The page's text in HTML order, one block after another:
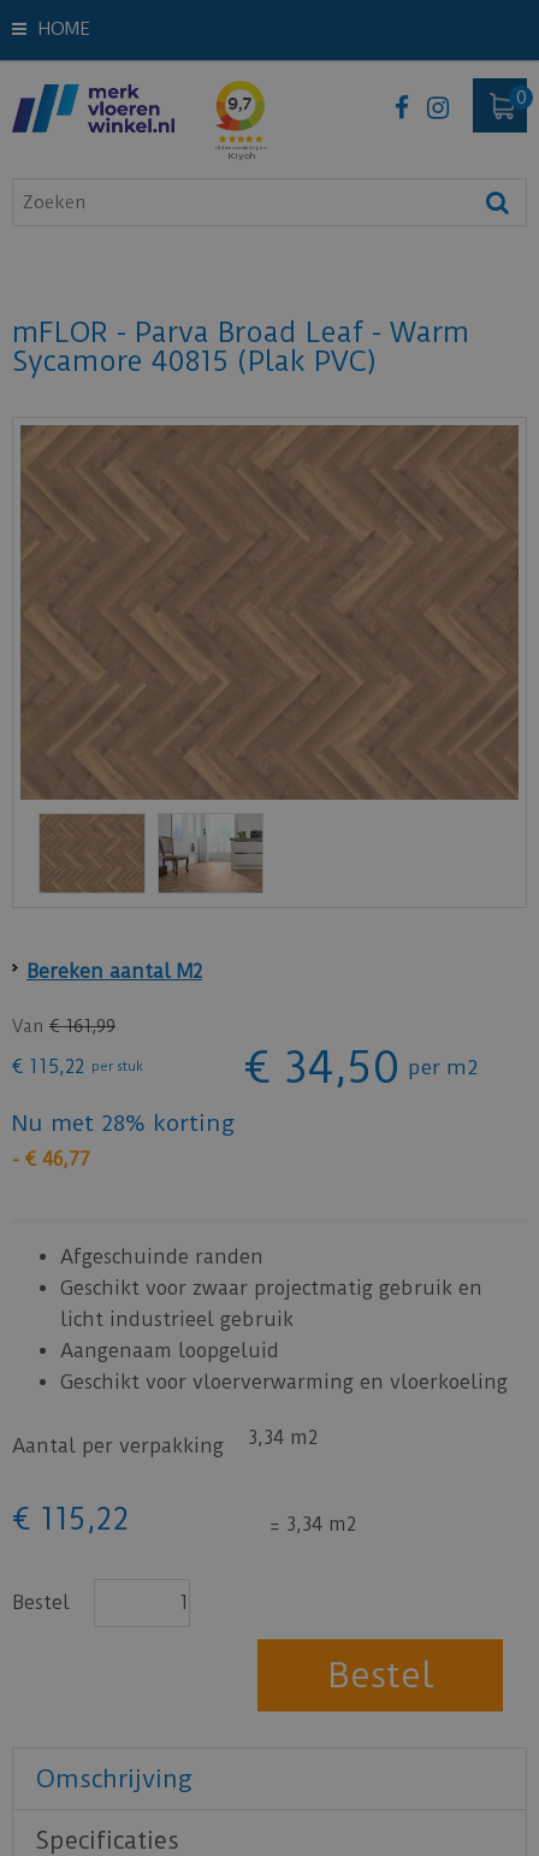
HOME
mFLOR - Parva Broad Leaf - Warm
Sycamore 40815 (Plak PVC)
Bereken aantal M2
Van € 161,99
€ 115,22 per stuk € 34,50 per m2
Nu met 28% korting
- € 46,77
Afgeschuinde randen
Geschikt voor zwaar projectmatig gebruik en
licht industrieel gebruik
Aangenaam loopgeluid
Geschikt voor vloerverwarming en vloerkoeling
Aantal per verpakking 3,34 m2
€ 115 ,22 = 3,34 m2
Bestel
Omschrijving
Specificaties